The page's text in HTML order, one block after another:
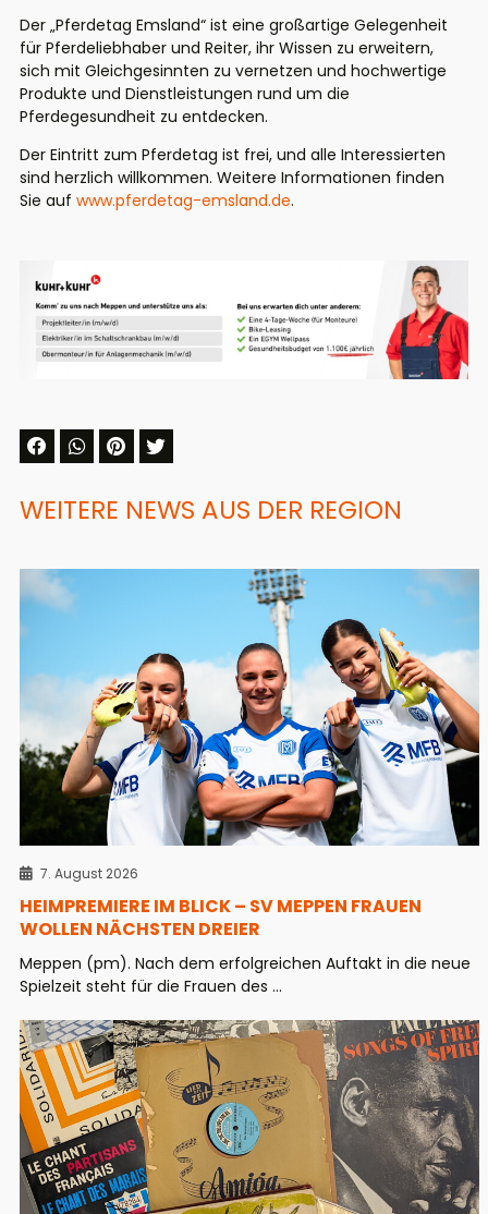
Der „Pferdetag Emsland“ ist eine großartige Gelegenheit
für Pferdeliebhaber und Reiter, ihr Wissen zu erweitern,
sich mit Gleichgesinnten zu vernetzen und hochwertige
Produkte und Dienstleistungen rund um die
Pferdegesundheit zu entdecken.
Der Eintritt zum Pferdetag ist frei, und alle Interessierten
sind herzlich willkommen. Weitere Informationen finden
Sie auf www.pferdetag-emsland.de.
WEITERE NEWS AUS DER REGION
7. August 2026
HEIMPREMIERE IM BLICK – SV MEPPEN FRAUEN
WOLLEN NÄCHSTEN DREIER
Meppen (pm). Nach dem erfolgreichen Auftakt in die neue
Spielzeit steht für die Frauen des ...